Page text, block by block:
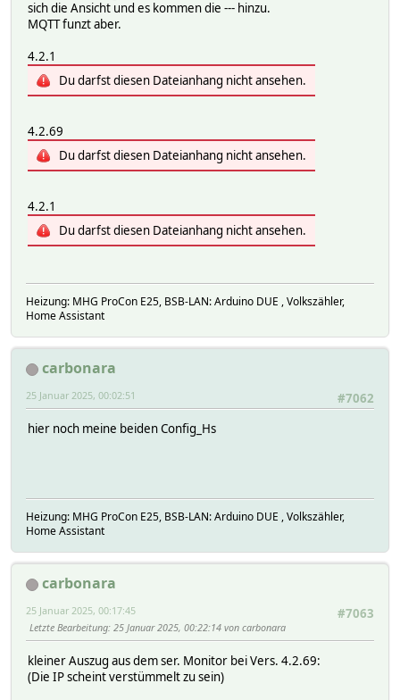
sich die Ansicht und es kommen die --- hinzu.
MQTT funzt aber.
4.2.1
Du darfst diesen Dateianhang nicht ansehen.
4.2.69
Du darfst diesen Dateianhang nicht ansehen.
4.2.1
Du darfst diesen Dateianhang nicht ansehen.
Heizung: MHG ProCon E25, BSB-LAN: Arduino DUE , Volkszähler,
Home Assistant
carbonara
#7062
25 Januar 2025, 00:02:51
hier noch meine beiden Config_Hs
Heizung: MHG ProCon E25, BSB-LAN: Arduino DUE , Volkszähler,
Home Assistant
carbonara
#7063
25 Januar 2025, 00:17:45
Letzte Bearbeitung: 25 Januar 2025, 00:22:14 von carbonara
kleiner Auszug aus dem ser. Monitor bei Vers. 4.2.69:
(Die IP scheint verstümmelt zu sein)